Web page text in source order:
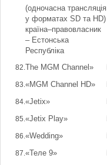
(одночасна трансляція
у форматах SD та HD)
країна–правовласник
– Естонська
Республіка
The MGM Channel»
«MGM Channel HD»
«Jetix»
«Jetix Play»
«Wedding»
«Теле 9»